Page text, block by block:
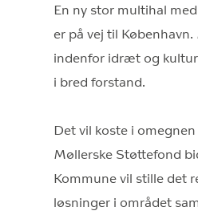
En ny stor multihal
er på vej til
indenfor idræt og
i bred forstand.
Det vil koste i
Møllerske Støttefond
Kommune vil stille det
løsninger i området